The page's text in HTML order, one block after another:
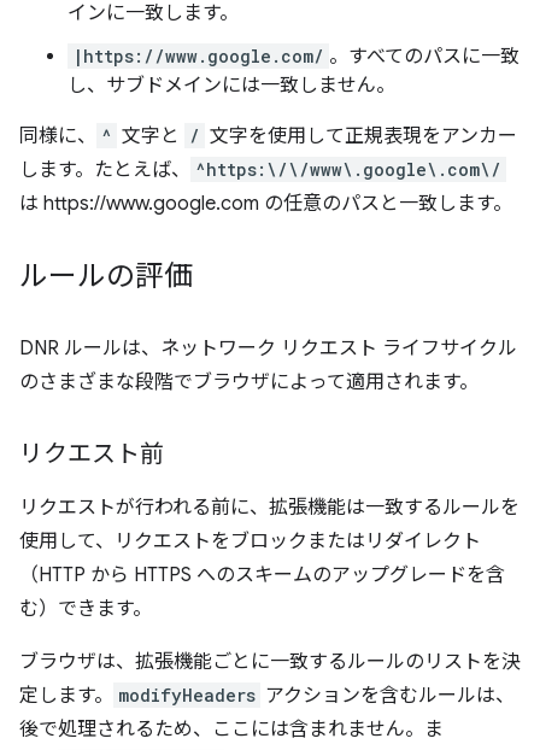
インに一致します。
|https://www.google.com/ 。すべてのパスに一致
し、サブドメインには一致しません。
同様に、 ^ 文字と / 文字を使用して正規表現をアンカー
します。たとえば、
^https:\/\/www\.google\.com\/
は https://www.google.com の任意のパスと一致します。
ルールの評価
DNR ルールは、ネットワーク リクエスト ライフサイクル
のさまざまな段階でブラウザによって適用されます。
リクエスト前
リクエストが行われる前に、拡張機能は一致するルールを
使用して、リクエストをブロックまたはリダイレクト
（HTTP から HTTPS へのスキームのアップグレードを含
む）できます。
ブラウザは、拡張機能ごとに一致するルールのリストを決
定します。
modifyHeaders アクションを含むルールは、
後で処理されるため、ここには含まれません。ま